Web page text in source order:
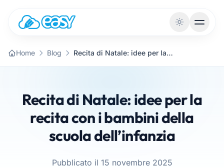
Home Blog Recita di Natale: idee per la recita con i bambini della scuola dell’infanzia
Recita di Natale: idee per la
recita con i bambini della
scuola dell’infanzia
Pubblicato il 15 novembre 2025